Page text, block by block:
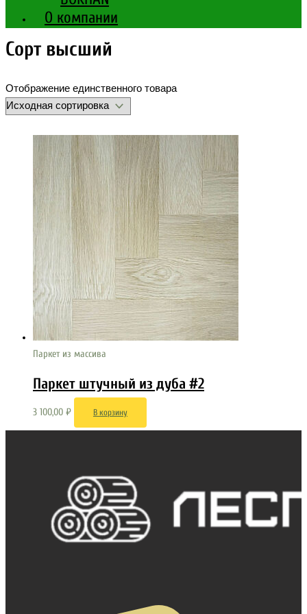
О компании
Сорт высший
Отображение единственного товара
Паркет из массива
Паркет штучный из дуба #2
3 100,00 ₽ В корзину